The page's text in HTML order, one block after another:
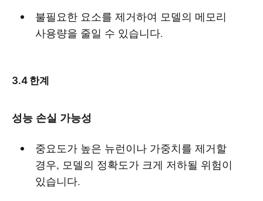
불필요한 요소를 제거하여 모델의 메모리
사용량을 줄일 수 있습니다.
3.4 한계
성능 손실 가능성
중요도가 높은 뉴런이나 가중치를 제거할
경우, 모델의 정확도가 크게 저하될 위험이
있습니다.